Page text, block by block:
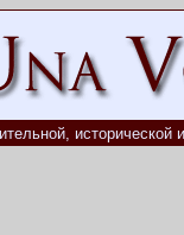
исторической